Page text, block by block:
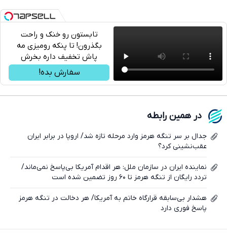
تلگرام
واتساپ
تابستون رو خنک و راحت
بگذرون! تا پنکه رومیزی مه
پاش تخفیف داره بخرش
سفارش بده!
در همین رابطه
جدال بر سر تنگه هرمز وارد مرحله تازه شد/ اروپا در برابر ایران
عقب‌نشینی کرد؟
نماینده ایران در سازمان ملل: هر اقدام آمریکا بی‌پاسخ نمی‌ماند/
تردد رایگان از تنگه هرمز تا ۶۰ روز تضمین شده است
هشدار بی‌سابقه قرارگاه خاتم به آمریکا/ هر دخالت در تنگه هرمز
پاسخ فوری دارد